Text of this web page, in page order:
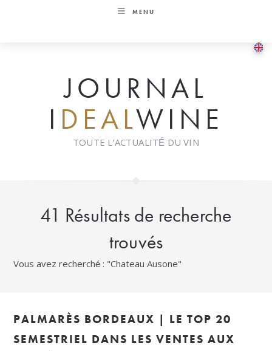
MENU
JOURNAL
I DEALWINE
TOUTE L'ACTUALITÉ DU VIN
41 Résultats de recherche
trouvés
Vous avez recherché : "Chateau Ausone"
PALMARÈS BORDEAUX | LE TOP 20
SEMESTRIEL DANS LES VENTES AUX